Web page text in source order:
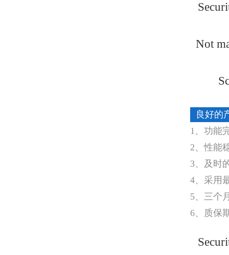
Not
良好的
1、功能
2、性能
3、及时
4、采用
5、三个
6、质保